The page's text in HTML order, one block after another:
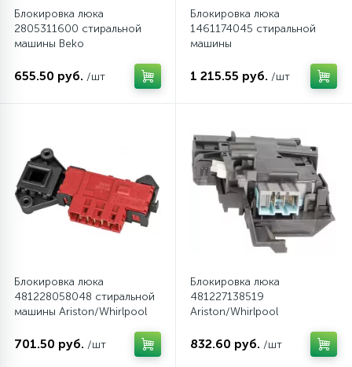
Блокировка люка
2805311600 стиральной
машины Beko
655.50 руб. /шт
Блокировка люка
1461174045 стиральной
машины
1 215.55 руб. /шт
Блокировка люка
481228058048 стиральной
машины Ariston/Whirlpool
701.50 руб. /шт
Блокировка люка
481227138519
Ariston/Whirlpool
832.60 руб. /шт